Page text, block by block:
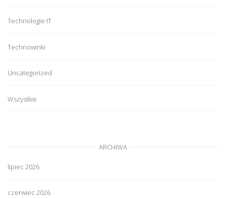
Technologie IT
Technowinki
Uncategorized
Wszystkie
ARCHIWA
lipiec 2026
czerwiec 2026